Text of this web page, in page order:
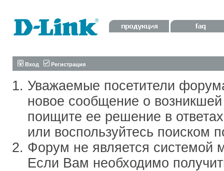
Вход Регистрация
Уважаемые посетители
новое сообщение о
поищите ее решение в
или воспользуйтесь поиском
Форум не является системой
Если Вам необходимо